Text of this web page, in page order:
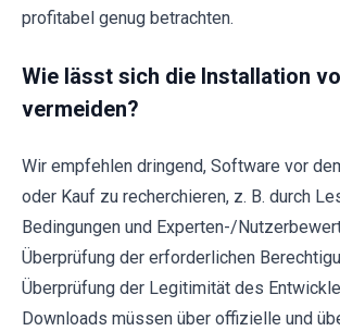
profitabel genug betrachten.
Wie lässt sich die Installation
vermeiden?
Wir empfehlen dringend, Software vor
oder Kauf zu recherchieren, z. B. durch
Bedingungen und Experten-/
Überprüfung der erforderlichen
Überprüfung der Legitimität des
Downloads müssen über offizielle und